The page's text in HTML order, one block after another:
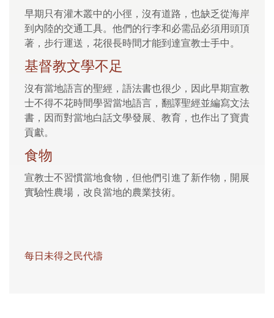
早期只有灌木叢中的小徑，沒有道路，也缺乏從海岸
到內陸的交通工具。他們的行李和必需品必須用頭頂
著，步行運送，花很長時間才能到達宣教士手中。
基督教文學不足
沒有當地語言的聖經，語法書也很少，因此早期宣教
士不得不花時間學習當地語言，翻譯聖經並編寫文法
書，因而對當地白話文學發展、教育，也作出了寶貴
貢獻。
食物
宣教士不習慣當地食物，但他們引進了新作物，開展
實驗性農場，改良當地的農業技術。
每日未得之民代禱